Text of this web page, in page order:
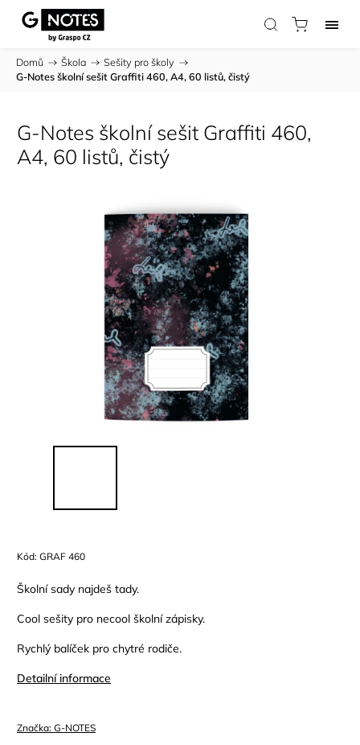
Domů / Škola / Sešity pro školy /
G-Notes školní sešit Graffiti 460, A4, 60 listů, čistý
G-Notes školní sešit Graffiti 460,
A4, 60 listů, čistý
Kód: GRAF 460
Školní sady najdeš tady.
Cool sešity pro necool školní zápisky.
Rychlý balíček pro chytré rodiče.
Detailní informace
Značka: G-NOTES